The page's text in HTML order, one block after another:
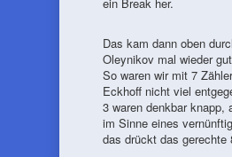
Das kam dann oben
Oleynikov mal wieder
So waren wir mit 7
Eckhoff nicht viel
3 waren denkbar
im Sinne eines
das drückt das gerechte